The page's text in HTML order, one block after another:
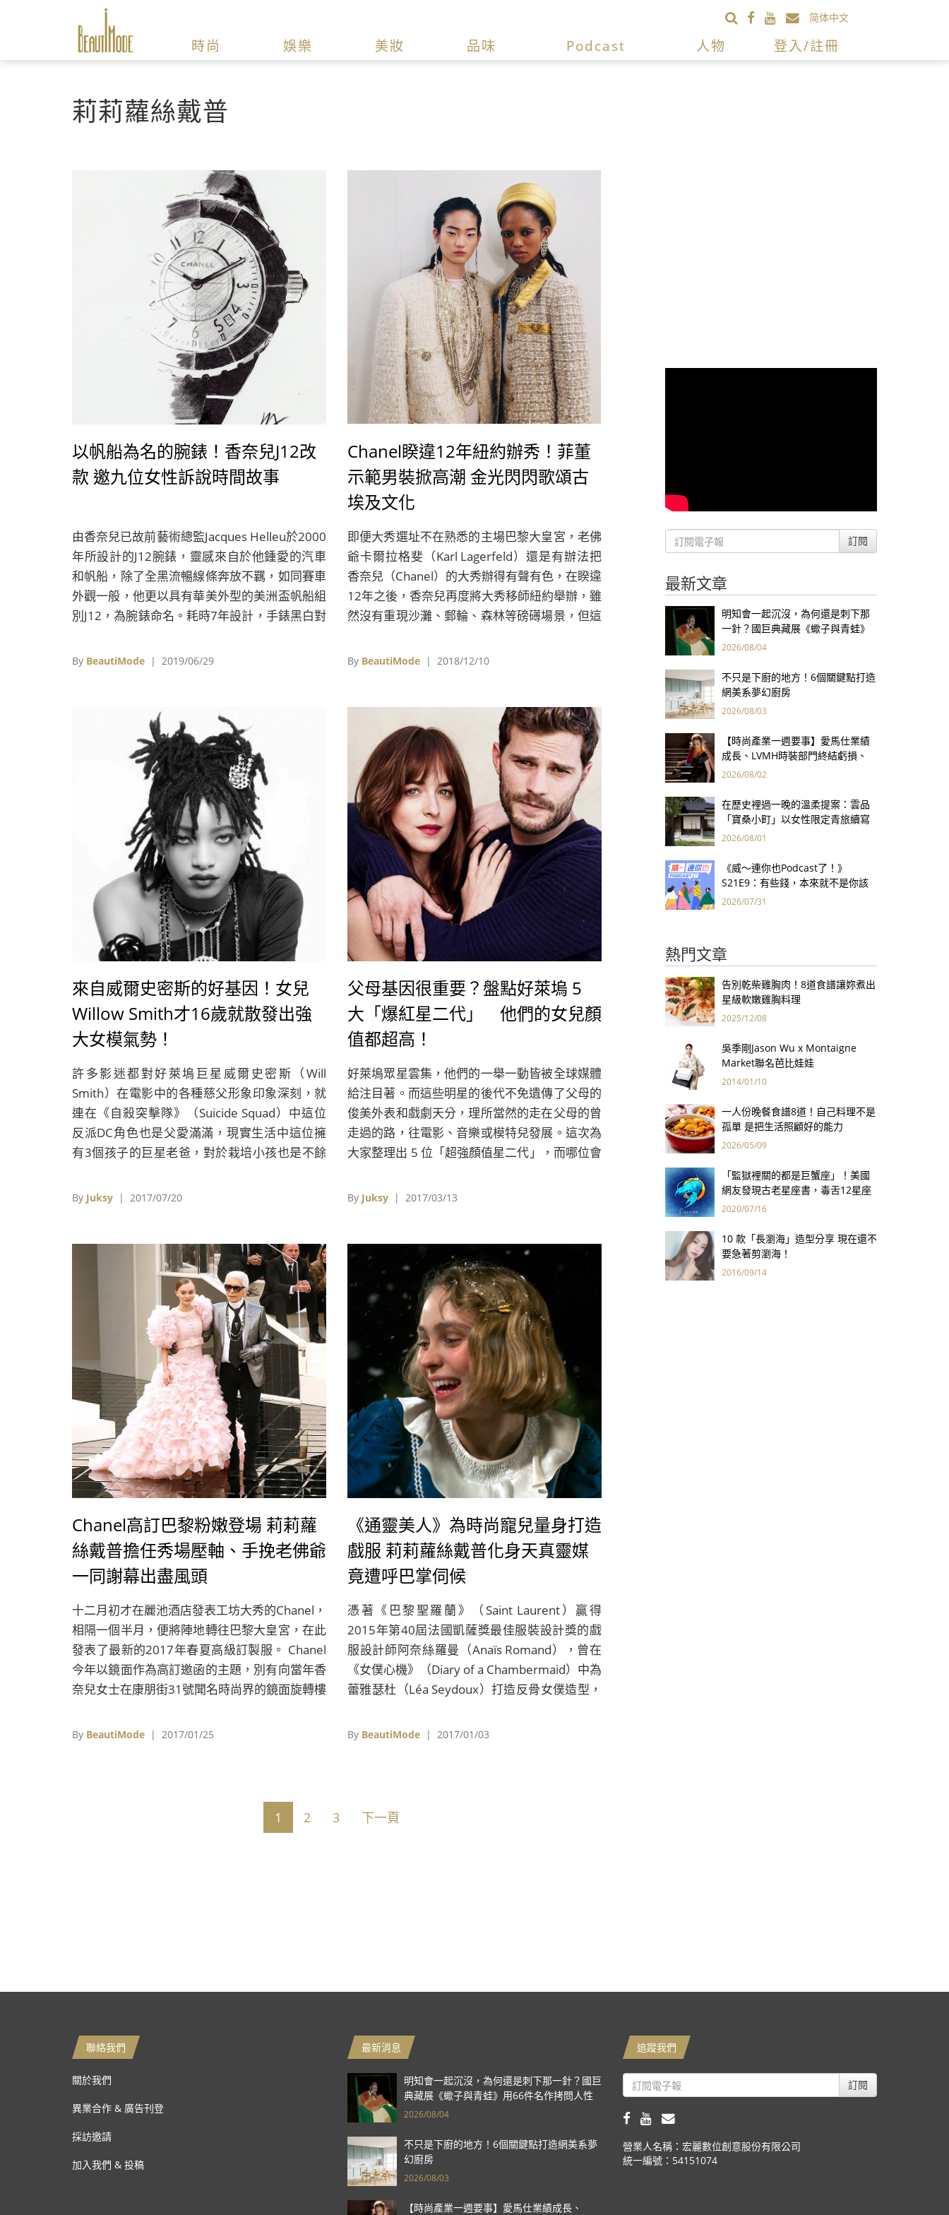
简体中文
時尚 娛樂 美妝 品味 Podcast 人物 登入/註冊
莉莉蘿絲戴普
以帆船為名的腕錶！香奈兒J12改
款 邀九位女性訴說時間故事
由香奈兒已故前藝術總監Jacques Helleu於2000
年所設計的J12腕錶，靈感來自於他鍾愛的汽車
和帆船，除了全黑流暢線條奔放不羈，如同賽車
外觀一般，他更以具有華美外型的美洲盃帆船組
別J12，為腕錶命名。耗時7年設計，手錶黑白對
（Gabrielle Chanel）低調奢華的時尚精神。因
By BeautiMode | 2019/06/29
Chanel睽違12年紐約辦秀！菲董
示範男裝掀高潮 金光閃閃歌頌古
埃及文化
即便大秀選址不在熟悉的主場巴黎大皇宮，老佛
爺卡爾拉格斐（Karl Lagerfeld）還是有辦法把
香奈兒（Chanel）的大秀辦得有聲有色，在睽違
12年之後，香奈兒再度將大秀移師紐約舉辦，雖
然沒有重現沙灘、郵輪、森林等磅礡場景，但這
大秀直接空降紐約大都會博物館（The
By BeautiMode | 2018/12/10
來自威爾史密斯的好基因！女兒
Willow Smith才16歲就散發出強
大女模氣勢！
許多影迷都對好萊塢巨星威爾史密斯（Will
Smith）在電影中的各種慈父形象印象深刻，就
連在《自殺突擊隊》（Suicide Squad）中這位
反派DC角色也是父愛滿滿，現實生活中這位擁
有3個孩子的巨星老爸，對於栽培小孩也是不餘
By Juksy | 2017/07/20
父母基因很重要？盤點好萊塢 5
大「爆紅星二代」 他們的女兒顏
值都超高！
好萊塢眾星雲集，他們的一舉一動皆被全球媒體
給注目著。而這些明星的後代不免遺傳了父母的
俊美外表和戲劇天分，理所當然的走在父母的曾
走過的路，往電影、音樂或模特兒發展。這次為
大家整理出 5 位「超強顏值星二代」，而哪位會
By Juksy | 2017/03/13
Chanel高訂巴黎粉嫩登場 莉莉蘿
絲戴普擔任秀場壓軸、手挽老佛爺
一同謝幕出盡風頭
十二月初才在麗池酒店發表工坊大秀的Chanel，
相隔一個半月，便將陣地轉往巴黎大皇宮，在此
發表了最新的2017年春夏高級訂製服。 Chanel
今年以鏡面作為高訂邀函的主題，別有向當年香
奈兒女士在康朋街31號聞名時尚界的鏡面旋轉樓
製服時，她會安靜地坐在階梯上，透過鏡面反射
By BeautiMode | 2017/01/25
《通靈美人》為時尚寵兒量身打造
戲服 莉莉蘿絲戴普化身天真靈媒
竟遭呼巴掌伺候
憑著《巴黎聖羅蘭》（Saint Laurent）贏得
2015年第40屆法國凱薩獎最佳服裝設計獎的戲
服設計師阿奈絲羅曼（Anaïs Romand），曾在
《女僕心機》（Diary of a Chambermaid）中為
蕾雅瑟杜（Léa Seydoux）打造反骨女僕造型，
將娜塔莉波曼（Natalie Portman）和莉莉蘿絲
對戲服更加小心呵護。
By BeautiMode | 2017/01/03
1 2 3 下一頁
訂閱
最新文章
明知會一起沉沒，為何還是刺下那
一針？國巨典藏展《蠍子與青蛙》
用66件名作拷問人性
2026/08/04
不只是下廚的地方！6個關鍵點打造
網美系夢幻廚房
2026/08/03
【時尚產業一週要事】愛馬仕業績
成長、LVMH時裝部門終結虧損、
Kering轉型策略初現成效、Prada
2026/08/02
在歷史裡過一晚的溫柔提案：雲品
「寶桑小町」以女性限定青旅續寫
台東老屋記憶
2026/08/01
《威～連你也Podcast了！》
S21E9：有些錢，本來就不是你該
賺的——讀《一個投機者的告白》
2026/07/31
熱門文章
告別乾柴雞胸肉！8道食譜讓妳煮出
星級軟嫩雞胸料理
2025/12/08
吳季剛Jason Wu x Montaigne
Market聯名芭比娃娃
2014/01/10
一人份晚餐食譜8道！自己料理不是
孤單 是把生活照顧好的能力
2026/05/09
「監獄裡關的都是巨蟹座」！美國
網友發現古老星座書，毒舌12星座
性格精準到爆笑！
2020/07/16
10 款「長瀏海」造型分享 現在還不
要急著剪瀏海！
2016/09/14
聯絡我們
關於我們
異業合作 & 廣告刊登
採訪邀請
加入我們 & 投稿
最新消息
明知會一起沉沒，為何還是刺下那一針？國巨
典藏展《蠍子與青蛙》用66件名作拷問人性
2026/08/04
不只是下廚的地方！6個關鍵點打造網美系夢
幻廚房
2026/08/03
【時尚產業一週要事】愛馬仕業績成長、
追蹤我們
訂閱
營業人名稱：宏麗數位創意股份有限公司
統一編號：54151074